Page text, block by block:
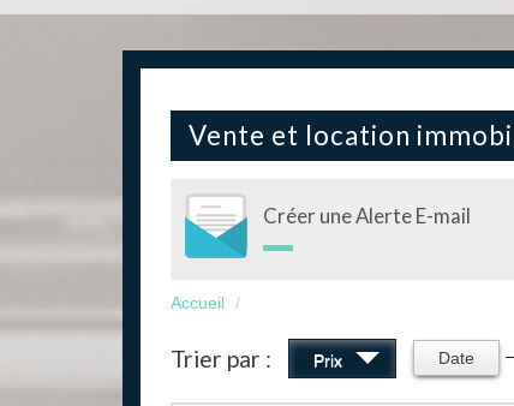
Vente et location
Créer une Alerte E-mail
Accueil
Trier par : Prix Date